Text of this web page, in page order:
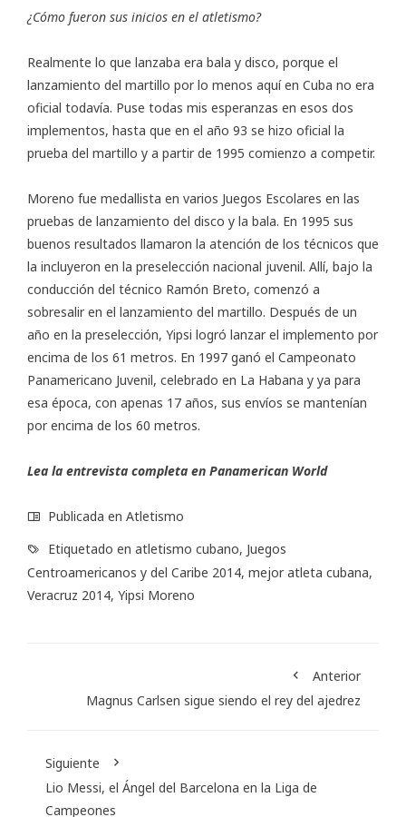
¿Cómo fueron sus inicios en el atletismo?
Realmente lo que lanzaba era bala y disco, porque el
lanzamiento del martillo por lo menos aquí en Cuba no era
oficial todavía. Puse todas mis esperanzas en esos dos
implementos, hasta que en el año 93 se hizo oficial la
prueba del martillo y a partir de 1995 comienzo a competir.
Moreno fue medallista en varios Juegos Escolares en las
pruebas de lanzamiento del disco y la bala. En 1995 sus
buenos resultados llamaron la atención de los técnicos que
la incluyeron en la preselección nacional juvenil. Allí, bajo la
conducción del técnico Ramón Breto, comenzó a
sobresalir en el lanzamiento del martillo. Después de un
año en la preselección, Yipsi logró lanzar el implemento por
encima de los 61 metros. En 1997 ganó el Campeonato
Panamericano Juvenil, celebrado en La Habana y ya para
esa época, con apenas 17 años, sus envíos se mantenían
por encima de los 60 metros.
Lea la entrevista completa en Panamerican World
Publicada en Atletismo
Etiquetado en atletismo cubano, Juegos
Centroamericanos y del Caribe 2014, mejor atleta cubana,
Veracruz 2014, Yipsi Moreno
Anterior
Magnus Carlsen sigue siendo el rey del ajedrez
Siguiente
Lio Messi, el Ángel del Barcelona en la Liga de
Campeones